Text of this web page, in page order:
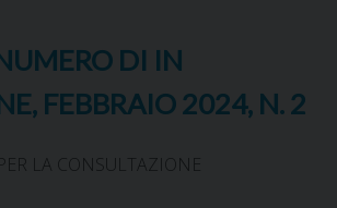
DI IN
FEBBRAIO 2024, N. 2
LA CONSULTAZIONE